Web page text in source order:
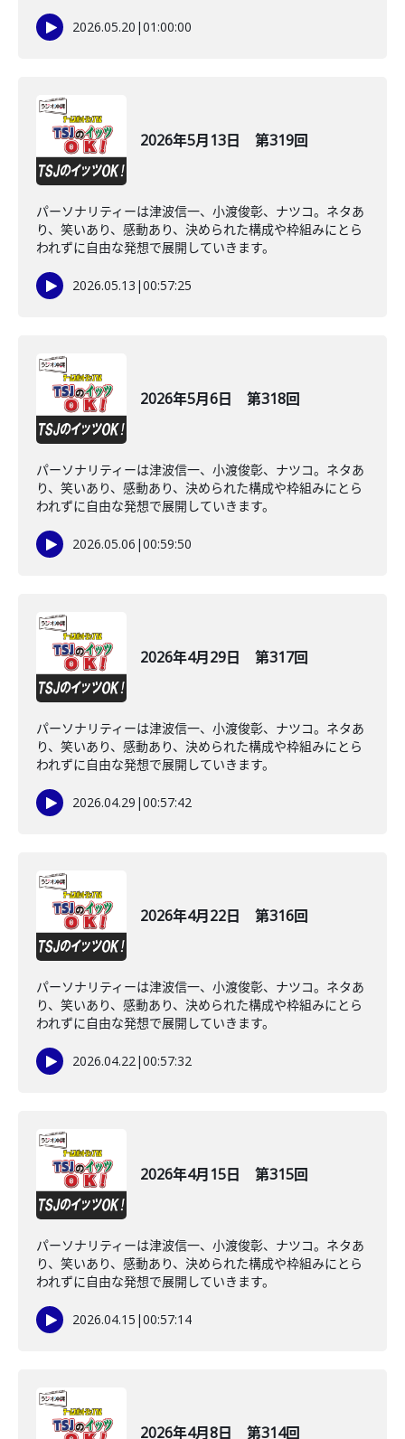
2026.05.20 |01:00:00
2026年5月13日 第319回
パーソナリティーは津波信一、小渡俊彰、ナツコ。ネタあ
り、笑いあり、感動あり、決められた構成や枠組みにとら
われずに自由な発想で展開していきます。
2026.05.13 |00:57:25
2026年5月6日 第318回
パーソナリティーは津波信一、小渡俊彰、ナツコ。ネタあ
り、笑いあり、感動あり、決められた構成や枠組みにとら
われずに自由な発想で展開していきます。
2026.05.06 |00:59:50
2026年4月29日 第317回
パーソナリティーは津波信一、小渡俊彰、ナツコ。ネタあ
り、笑いあり、感動あり、決められた構成や枠組みにとら
われずに自由な発想で展開していきます。
2026.04.29 |00:57:42
2026年4月22日 第316回
パーソナリティーは津波信一、小渡俊彰、ナツコ。ネタあ
り、笑いあり、感動あり、決められた構成や枠組みにとら
われずに自由な発想で展開していきます。
2026.04.22|00:57:32
2026年4月15日 第315回
パーソナリティーは津波信一、小渡俊彰、ナツコ。ネタあ
り、笑いあり、感動あり、決められた構成や枠組みにとら
われずに自由な発想で展開していきます。
2026.04.15 |00:57:14
2026年4月8日 第314回